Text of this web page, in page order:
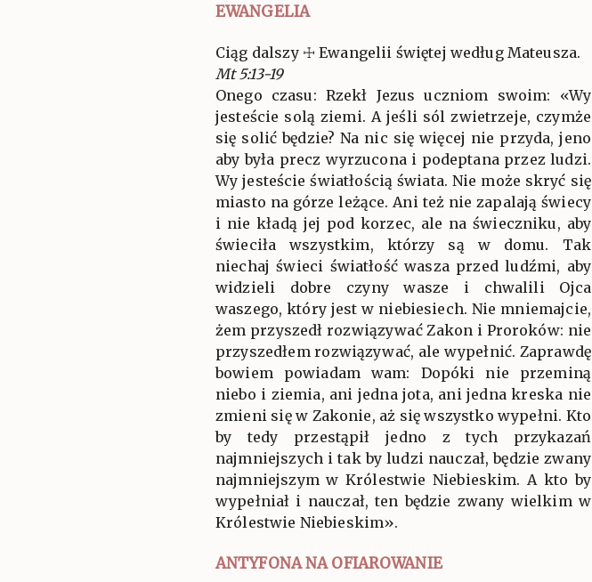
EWANGELIA
Ciąg dalszy ☩ Ewangelii świętej według Mateusza.
Mt 5:13-19
Onego czasu: Rzekł Jezus uczniom swoim: «Wy
jesteście solą ziemi. A jeśli sól zwietrzeje, czymże
się solić będzie? Na nic się więcej nie przyda, jeno
aby była precz wyrzucona i podeptana przez ludzi.
Wy jesteście światłością świata. Nie może skryć się
miasto na górze leżące. Ani też nie zapalają świecy
i nie kładą jej pod korzec, ale na świeczniku, aby
świeciła wszystkim, którzy są w domu. Tak
niechaj świeci światłość wasza przed ludźmi, aby
widzieli dobre czyny wasze i chwalili Ojca
waszego, który jest w niebiesiech. Nie mniemajcie,
żem przyszedł rozwiązywać Zakon i Proroków: nie
przyszedłem rozwiązywać, ale wypełnić. Zaprawdę
bowiem powiadam wam: Dopóki nie przeminą
niebo i ziemia, ani jedna jota, ani jedna kreska nie
zmieni się w Zakonie, aż się wszystko wypełni. Kto
by tedy przestąpił jedno z tych przykazań
najmniejszych i tak by ludzi nauczał, będzie zwany
najmniejszym w Królestwie Niebieskim. A kto by
wypełniał i nauczał, ten będzie zwany wielkim w
Królestwie Niebieskim».
ANTYFONA NA OFIAROWANIE